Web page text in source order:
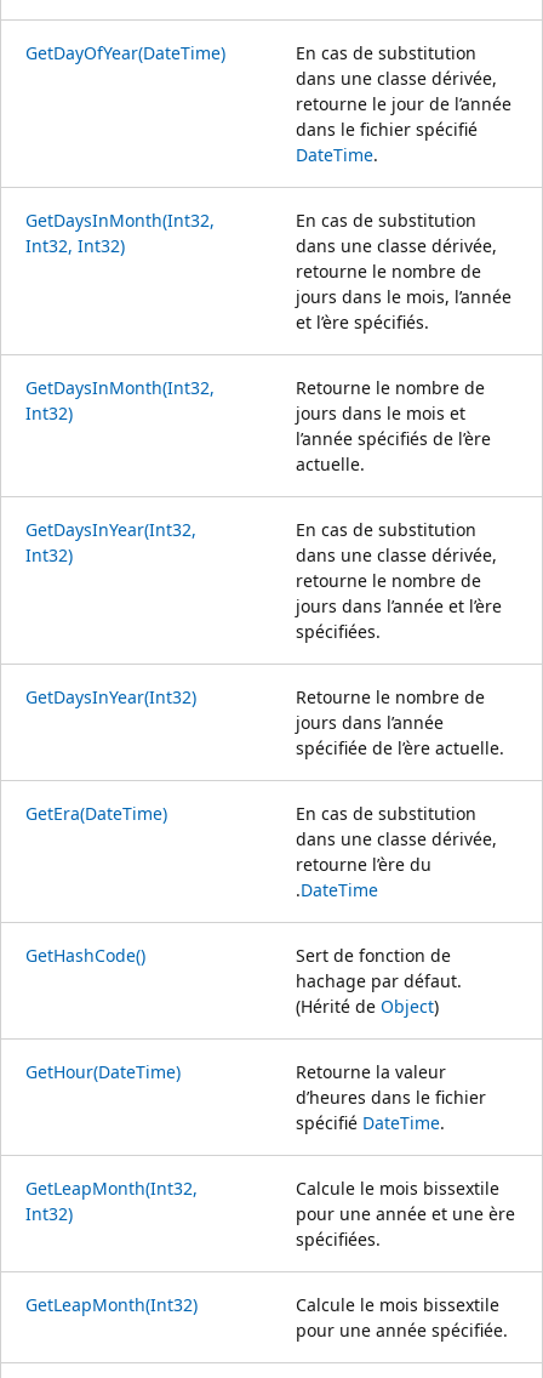
GetDayOfYear(DateTime)
En cas de substitution
dans une classe dérivée,
retourne le jour de l’année
dans le fichier spécifié
DateTime.
GetDaysInMonth(Int32,
Int32, Int32)
En cas de substitution
dans une classe dérivée,
retourne le nombre de
jours dans le mois, l’année
et l’ère spécifiés.
GetDaysInMonth(Int32,
Int32)
Retourne le nombre de
jours dans le mois et
l’année spécifiés de l’ère
actuelle.
GetDaysInYear(Int32,
Int32)
En cas de substitution
dans une classe dérivée,
retourne le nombre de
jours dans l’année et l’ère
spécifiées.
GetDaysInYear(Int32)
Retourne le nombre de
jours dans l’année
spécifiée de l’ère actuelle.
GetEra(DateTime)
En cas de substitution
dans une classe dérivée,
retourne l’ère du
.DateTime
GetHashCode()
Sert de fonction de
hachage par défaut.
(Hérité de Object)
GetHour(DateTime)
Retourne la valeur
d’heures dans le fichier
spécifié DateTime.
GetLeapMonth(Int32,
Int32)
Calcule le mois bissextile
pour une année et une ère
spécifiées.
GetLeapMonth(Int32)
Calcule le mois bissextile
pour une année spécifiée.